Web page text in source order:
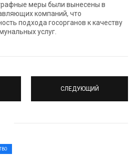
меры были вынесены в
компаний, что
подхода госорганов к качеству
услуг.
СЛЕДУЮЩИЙ